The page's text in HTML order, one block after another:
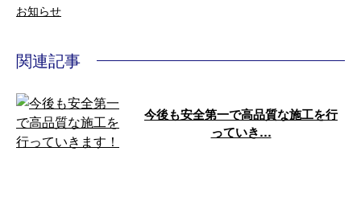
お知らせ
関連記事
今後も安全第一で高品質な施工を行
っていき…